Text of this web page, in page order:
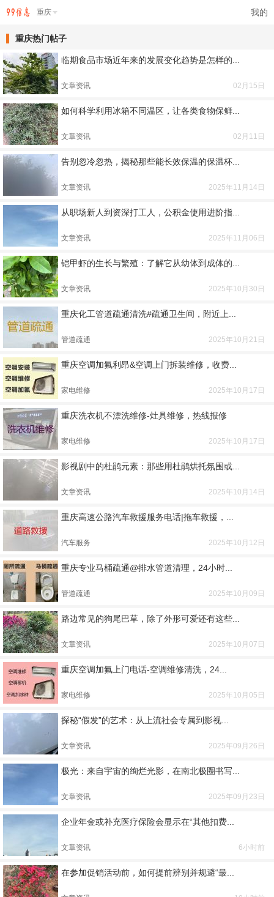
我的
重庆
重庆热门帖子
临期食品市场近年来的发展变化趋势是怎样的...
文章资讯 02月15日
如何科学利用冰箱不同温区，让各类食物保鲜...
文章资讯 02月11日
告别忽冷忽热，揭秘那些能长效保温的保温杯...
文章资讯 2025年11月14日
从职场新人到资深打工人，公积金使用进阶指...
文章资讯 2025年11月06日
铠甲虾的生长与繁殖：了解它从幼体到成体的...
文章资讯 2025年10月30日
重庆化工管道疏通清洗#疏通卫生间，附近上...
管道疏通 2025年10月21日
重庆空调加氟利昂&空调上门拆装维修，收费...
家电维修 2025年10月17日
重庆洗衣机不漂洗维修-灶具维修，热线报修
家电维修 2025年10月17日
影视剧中的杜鹃元素：那些用杜鹃烘托氛围或...
文章资讯 2025年10月14日
重庆高速公路汽车救援服务电话|拖车救援，...
汽车服务 2025年10月12日
重庆专业马桶疏通@排水管道清理，24小时...
管道疏通 2025年10月09日
路边常见的狗尾巴草，除了外形可爱还有这些...
文章资讯 2025年10月07日
重庆空调加氟上门电话-空调维修清洗，24...
家电维修 2025年10月05日
探秘“假发”的艺术：从上流社会专属到影视...
文章资讯 2025年09月26日
极光：来自宇宙的绚烂光影，在南北极圈书写...
文章资讯 2025年09月23日
企业年金或补充医疗保险会显示在“其他扣费...
文章资讯 6小时前
在参加促销活动前，如何提前辨别并规避“最...